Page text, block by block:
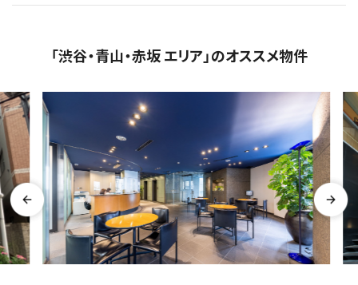
「渋谷・青山・赤坂 エリア」のオススメ物件